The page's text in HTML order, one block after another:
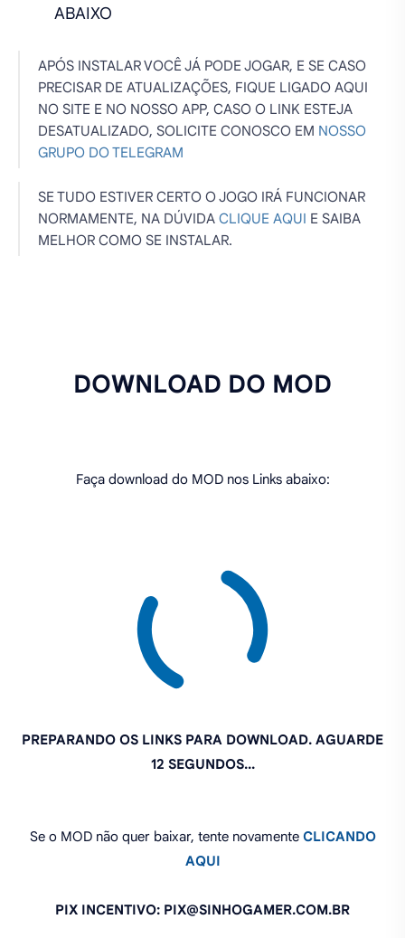
ABAIXO
APÓS INSTALAR VOCÊ JÁ PODE JOGAR, E SE CASO
PRECISAR DE ATUALIZAÇÕES, FIQUE LIGADO AQUI
NO SITE E NO NOSSO APP, CASO O LINK ESTEJA
DESATUALIZADO, SOLICITE CONOSCO EM NOSSO
GRUPO DO TELEGRAM
SE TUDO ESTIVER CERTO O JOGO IRÁ FUNCIONAR
NORMAMENTE, NA DÚVIDA CLIQUE AQUI E SAIBA
MELHOR COMO SE INSTALAR.
DOWNLOAD DO MOD
Faça download do MOD nos Links abaixo:
PREPARANDO OS LINKS PARA DOWNLOAD. AGUARDE
11 SEGUNDOS...
Se o MOD não quer baixar, tente novamente CLICANDO
AQUI
PIX INCENTIVO: PIX@SINHOGAMER.COM.BR